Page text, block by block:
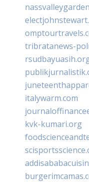
tribratanews-
italywarm.com
kvk-kumari.org